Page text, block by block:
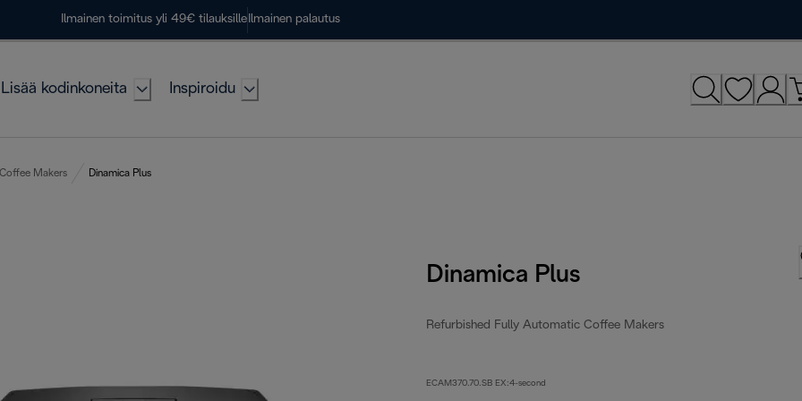
Ilmainen toimitus yli 49€ tilauksille Ilmainen palautus
Lisää kodinkoneita Inspiroidu
Makers Dinamica Plus
Dinamica Plus
Refurbished Fully Automatic Coffee Makers
ECAM370.70.SB EX:4-second